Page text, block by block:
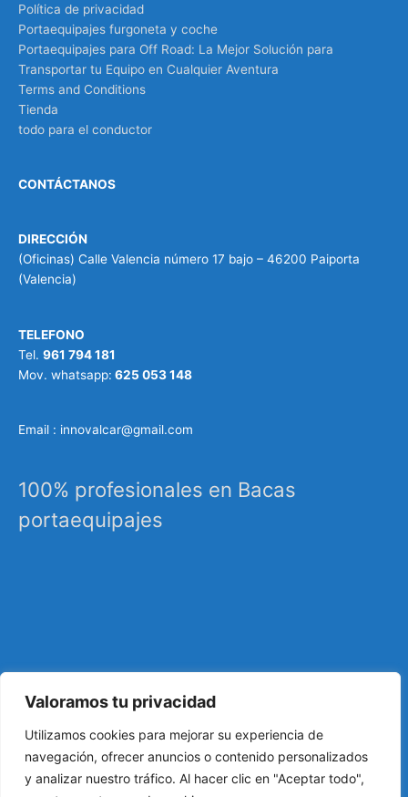
Valoramos tu privacidad
Utilizamos cookies para mejorar su experiencia de
navegación, ofrecer anuncios o contenido personalizados
y analizar nuestro tráfico. Al hacer clic en "Aceptar todo",
Política de privacidad
Portaequipajes furgoneta y coche
Portaequipajes para Off Road: La Mejor Solución para
Transportar tu Equipo en Cualquier Aventura
Terms and Conditions
Tienda
todo para el conductor
CONTÁCTANOS
DIRECCIÓN
(Oficinas) Calle Valencia número 17 bajo – 46200 Paiporta
(Valencia)
TELEFONO
Tel. 961 794 181
Mov. whatsapp: 625 053 148
Email : innovalcar@gmail.com
100% profesionales en Bacas
portaequipajes
industriales, barras de techo, carrocería, etc…